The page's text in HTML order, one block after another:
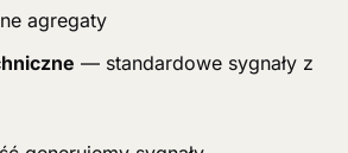
agregaty
— standardowe sygnały z